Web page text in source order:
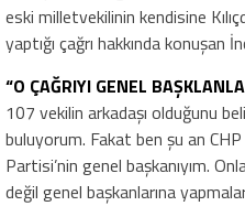
eski milletvekilinin kendisine
yaptığı çağrı hakkında konuşan
“O ÇAĞRIYI GENEL
107 vekilin arkadaşı olduğunu
buluyorum. Fakat ben şu an
Partisi’nin genel başkanıyım.
değil genel başkanlarına